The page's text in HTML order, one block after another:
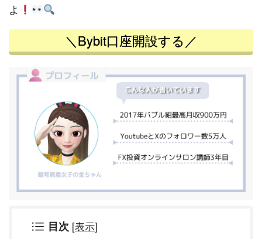
よ
＼Bybit口座開設する／
目次 [表示]